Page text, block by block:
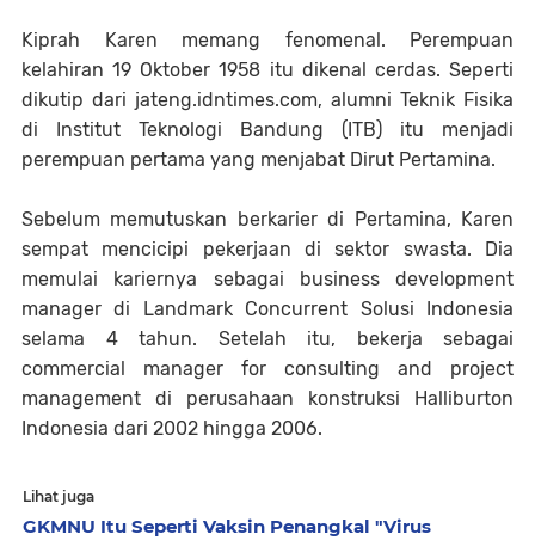
Kiprah Karen memang fenomenal. Perempuan
kelahiran 19 Oktober 1958 itu dikenal cerdas. Seperti
dikutip dari jateng.idntimes.com, alumni Teknik Fisika
di Institut Teknologi Bandung (ITB) itu menjadi
perempuan pertama yang menjabat Dirut Pertamina.
Sebelum memutuskan berkarier di Pertamina, Karen
sempat mencicipi pekerjaan di sektor swasta. Dia
memulai kariernya sebagai business development
manager di Landmark Concurrent Solusi Indonesia
selama 4 tahun. Setelah itu, bekerja sebagai
commercial manager for consulting and project
management di perusahaan konstruksi Halliburton
Indonesia dari 2002 hingga 2006.
Lihat juga
GKMNU Itu Seperti Vaksin Penangkal "Virus